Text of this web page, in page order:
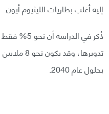
إليه أغلب بطاريات الليثيوم أيون.
ذُكر في
تدويرها،
بحلول عام 2040.